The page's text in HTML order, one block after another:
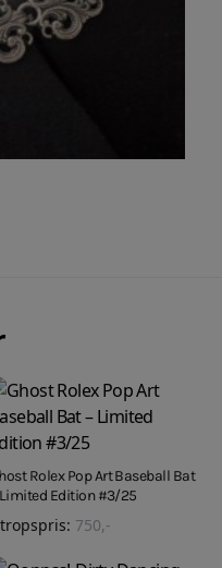
Rolex Pop Art Baseball Bat
Edition #3/25
750,-